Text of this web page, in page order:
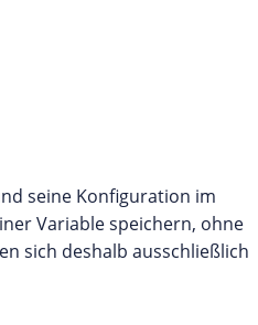
seine Konfiguration im
Variable speichern, ohne
sich deshalb ausschließlich